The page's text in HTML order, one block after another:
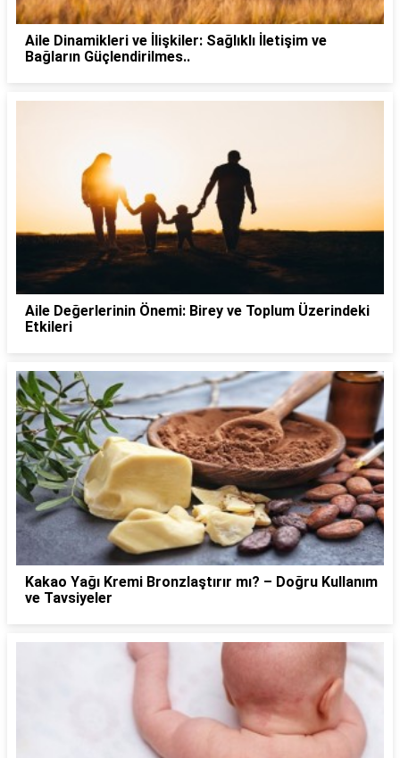
Aile Dinamikleri ve İlişkiler: Sağlıklı İletişim ve
Bağların Güçlendirilmes..
Aile Değerlerinin Önemi: Birey ve Toplum Üzerindeki
Etkileri
Kakao Yağı Kremi Bronzlaştırır mı? – Doğru Kullanım
ve Tavsiyeler